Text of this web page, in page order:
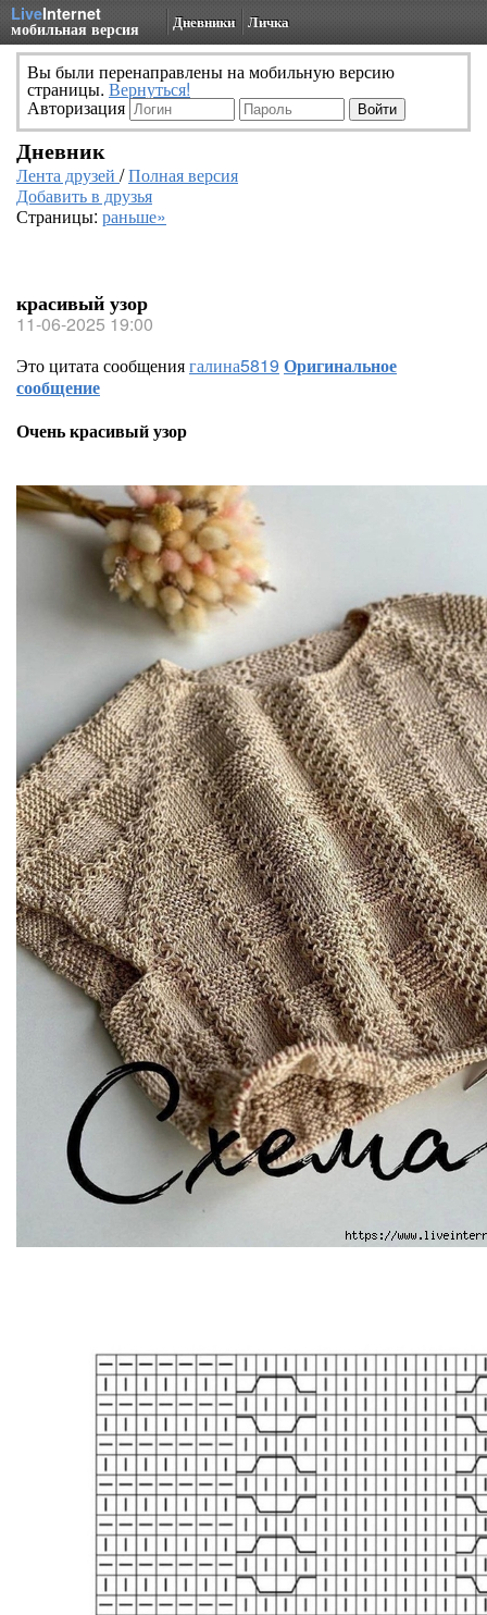
LiveInternet
мобильная версия Дневники Личка
Вы были перенаправлены на мобильную версию
страницы. Вернуться!
Авторизация
Дневник
Лента друзей /Полная версия
Добавить в друзья
Страницы: раньше»
красивый узор
11-06-2025 19:00
Это цитата сообщениягалина5819 Оригинальное
сообщение
Очень красивый узор